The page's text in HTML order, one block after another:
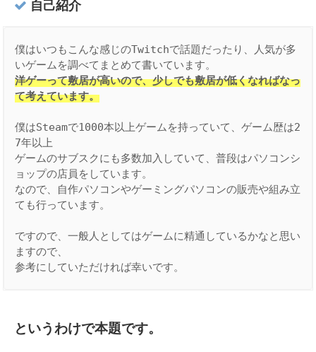
自己紹介
僕はいつもこんな感じのTwitchで話題だったり、人気が多
洋ゲーって敷居が高いので、少しでも敷居が低くなればなっ
て考えています。
僕はSteamで1000本以上ゲームを持っていて、ゲーム歴は2
7年以上
ゲームのサブスクにも多数加入していて、普段はパソコンシ
ョップの店員をしています。
なので、自作パソコンやゲーミングパソコンの販売や組み立
ても行っています。
ですので、一般人としてはゲームに精通しているかなと思い
ますので、
参考にしていただければ幸いです。
というわけで本題です。